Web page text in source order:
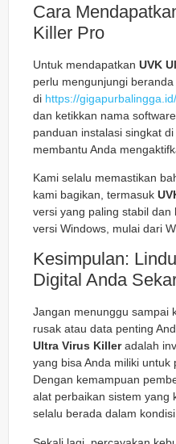
Cara
Killer Pro
Untuk mendapatkan UVK
perlu mengunjungi
di https://gigapurbalingga.id/
dan ketikkan nama
panduan instalasi singkat
membantu Anda
Kami selalu memastikan
kami bagikan, termasuk
versi yang paling stabil
versi Windows, mulai dari
Kesimpulan:
Digital Anda
Jangan menunggu sampai
rusak atau data penting
Ultra Virus Killeradalah
yang bisa Anda miliki untuk
Dengan kemampuan
alat perbaikan sistem yang
selalu berada dalam